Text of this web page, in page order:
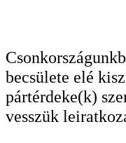
becsülete elé
pártérdeke(k)
vesszük